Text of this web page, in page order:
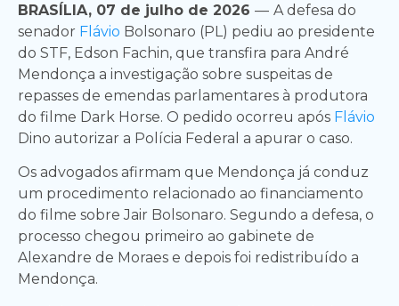
BRASÍLIA, 07 de julho de 2026 — A defesa do
senador Flávio Bolsonaro (PL) pediu ao presidente
do STF, Edson Fachin, que transfira para André
Mendonça a investigação sobre suspeitas de
repasses de emendas parlamentares à produtora
do filme Dark Horse. O pedido ocorreu após Flávio
Dino autorizar a Polícia Federal a apurar o caso.
Os advogados afirmam que Mendonça já conduz
um procedimento relacionado ao financiamento
do filme sobre Jair Bolsonaro. Segundo a defesa, o
processo chegou primeiro ao gabinete de
Alexandre de Moraes e depois foi redistribuído a
Mendonça.